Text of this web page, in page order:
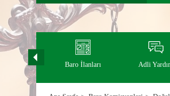
Turnuvası Baro İlanları Adli